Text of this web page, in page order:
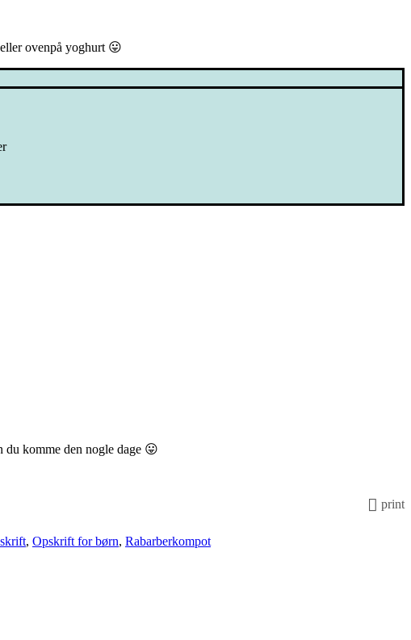
ovenpå yoghurt 😛
du komme den nogle dage 😛
print
, Opskrift for børn, Rabarberkompot